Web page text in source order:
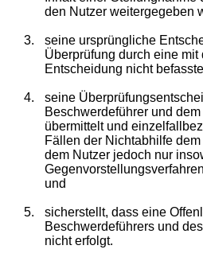
den Nutzer weitergegeben
3.
seine ursprüngliche
Überprüfung durch eine
Entscheidung nicht
4.
seine
Beschwerdeführer und
übermittelt und
Fällen der Nichtabhilfe
dem Nutzer jedoch nur
und
5.
sicherstellt, dass eine
Beschwerdeführers und
nicht erfolgt.